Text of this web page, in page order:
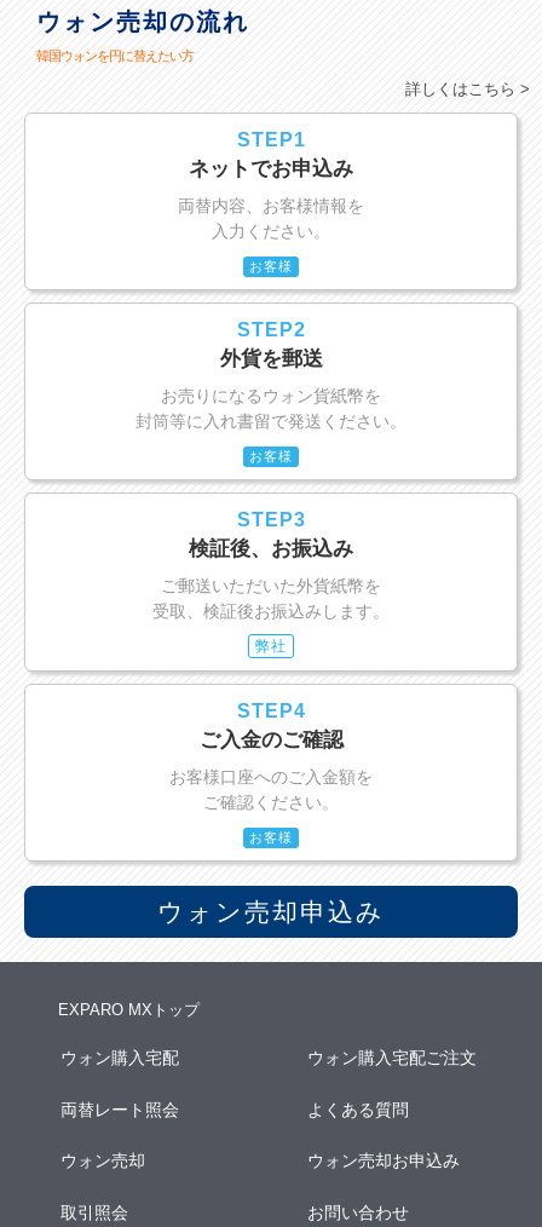
ウォン売却の流れ
韓国ウォンを円に替えたい方
詳しくはこちら >
STEP1
ネットでお申込み
両替内容、お客様情報を
入力ください。
お客様
STEP2
外貨を郵送
お売りになるウォン貨紙幣を
封筒等に入れ書留で発送ください。
お客様
STEP3
検証後、お振込み
ご郵送いただいた外貨紙幣を
受取、検証後お振込みします。
弊社
STEP4
ご入金のご確認
お客様口座へのご入金額を
ご確認ください。
お客様
ウォン売却申込み
EXPARO MXトップ
ウォン購入宅配 ウォン購入宅配ご注文
両替レート照会 よくある質問
ウォン売却 ウォン売却お申込み
取引照会 お問い合わせ